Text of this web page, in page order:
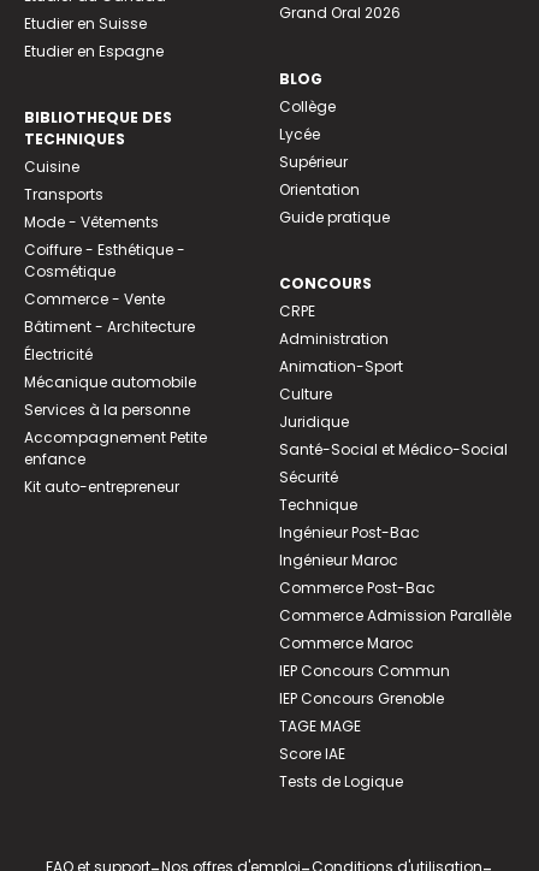
Etudier en Suisse
Etudier en Espagne
BIBLIOTHEQUE DES
TECHNIQUES
Cuisine
Transports
Mode - Vêtements
Coiffure - Esthétique -
Cosmétique
Commerce - Vente
Bâtiment - Architecture
Électricité
Mécanique automobile
Services à la personne
Accompagnement Petite
enfance
Kit auto-entrepreneur
Grand Oral 2026
BLOG
Collège
Lycée
Supérieur
Orientation
Guide pratique
CONCOURS
CRPE
Administration
Animation-Sport
Culture
Juridique
Santé-Social et Médico-Social
Sécurité
Technique
Ingénieur Post-Bac
Ingénieur Maroc
Commerce Post-Bac
Commerce Admission Parallèle
Commerce Maroc
IEP Concours Commun
IEP Concours Grenoble
TAGE MAGE
Score IAE
Tests de Logique
FAQ et support Nos offres d'emploi Conditions d'utilisation